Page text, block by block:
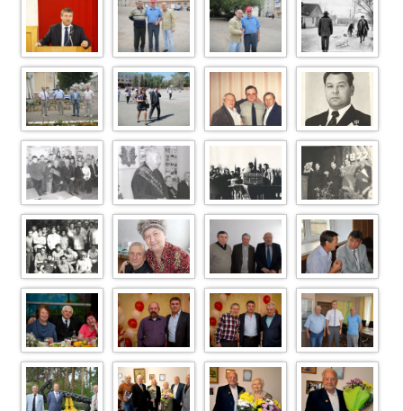
Phoca Thumb L
DSC05585 DSC05584 GetImage (20)
DSC05648 DSC01307
Scan-151118-
Scan-151118-
0017
Scan-151118-
0014
Scan-151118-
0012
Scan-151118-
Scan-151118-
0004
1 скажина
Copy1
Image Article
21огог
Image Article 1 DSC 2923
Image122 Image (8) Image (7) Image Article 54